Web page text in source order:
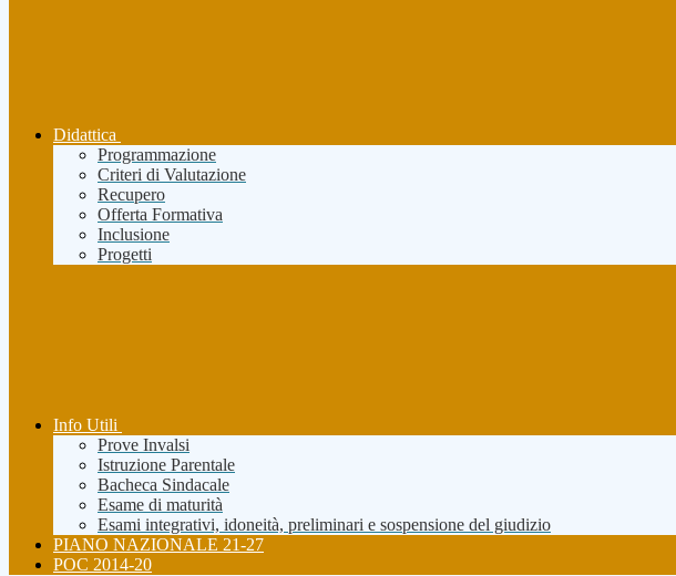
Didattica
Programmazione
Criteri di Valutazione
Recupero
Offerta Formativa
Inclusione
Progetti
Info Utili
Prove Invalsi
Istruzione Parentale
Bacheca Sindacale
Esame di maturità
Esami integrativi, idoneità, preliminari e sospensione del giudizio
PIANO NAZIONALE 21-27
POC 2014-20